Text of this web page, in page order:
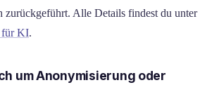
zurückgeführt. Alle Details findest du unter
für KI.
um Anonymisierung oder